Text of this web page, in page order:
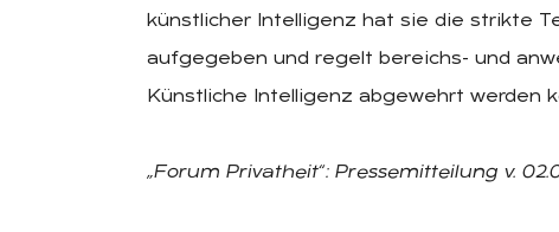
künstlicher Intelligenz hat sie die strikte
aufgegeben und regelt bereichs- und
Künstliche Intelligenz abgewehrt werden
„Forum Privatheit“: Pressemitteilung v.